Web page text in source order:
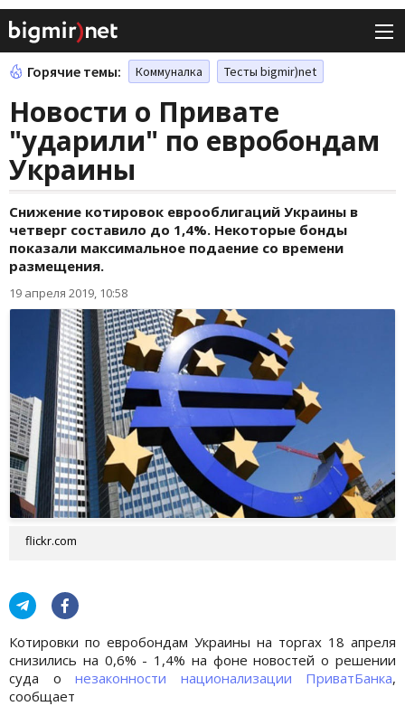
Горячие темы: Коммуналка Тесты bigmir)net
Новости о Привате
"ударили" по евробондам
Украины
Снижение котировок еврооблигаций Украины в
четверг составило до 1,4%. Некоторые бонды
показали максимальное подаение со времени
размещения.
19 апреля 2019, 10:58
flickr.com
Котировки по евробондам Украины на торгах 18 апреля
снизились на 0,6% - 1,4% на фоне новостей о решении
суда о незаконности национализации ПриватБанка,
сообщает